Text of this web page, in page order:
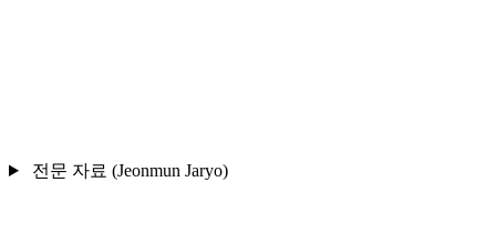
전문 자료 (Jeonmun Jaryo)